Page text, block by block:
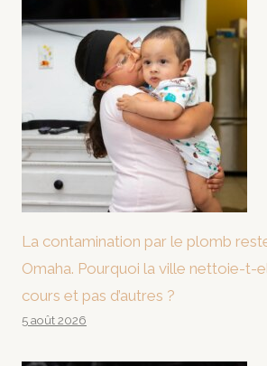
La contamination par le plomb
Omaha. Pourquoi la ville nettoie-t-
cours et pas d’autres ?
5 août 2026